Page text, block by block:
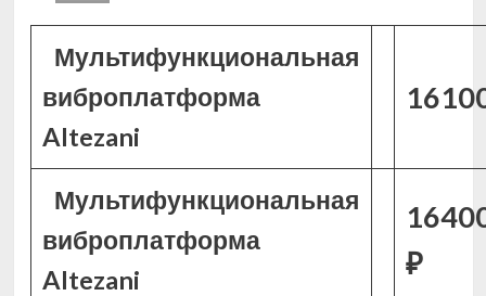
Мультифункциональная
виброплатформа
Altezani
Мультифункциональная
виброплатформа
Altezani
₽